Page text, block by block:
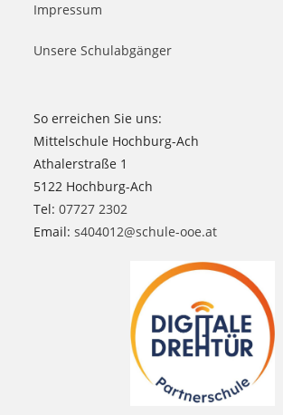
Impressum
Unsere Schulabgänger
So erreichen Sie uns:
Mittelschule Hochburg-Ach
Athalerstraße 1
5122 Hochburg-Ach
Tel:07727 2302
Email:s404012@schule-ooe.at